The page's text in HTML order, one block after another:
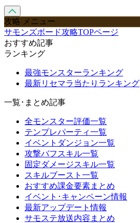
攻略 メニュー
サモンズボード攻略TOPページ
おすすめ記事
ランキング
最強モンスターランキング
最新リセマラ当たりランキング
一覧･まとめ記事
全モンスター評価一覧
テンプレパーティ一覧
イベントダンジョン一覧
攻撃バフスキル一覧
固定ダメージスキル一覧
スキルブースト一覧
おすすめ課金要素まとめ
イベント･キャンペーン情報
最新アップデート情報
サモステ放送内容まとめ